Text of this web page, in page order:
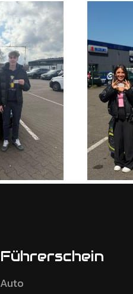
Führerschein
Auto